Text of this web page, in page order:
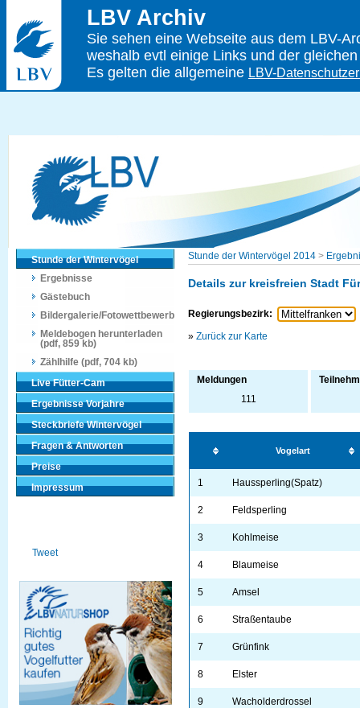
LBV Archiv
Sie sehen eine Webseite aus dem LBV-
weshalb evtl einige Links und der
Es gelten die allgemeine LBV-
Stunde der Wintervögel
Ergebnisse
Gästebuch
Bildergalerie/Fotowettbewerb
Meldebogen herunterladen
(pdf, 859 kb)
Zählhilfe (pdf, 704 kb)
Live Fütter-Cam
Ergebnisse Vorjahre
Steckbriefe Wintervögel
Fragen & Antworten
Preise
Impressum
Tweet
Stunde der Wintervögel 2014 >
Details zur kreisfreien Stadt
Regierungsbezirk:
» Zurück zur Karte
Meldungen
111
Vogelart
1 Haussperling(Spatz)
2 Feldsperling
3 Kohlmeise
4 Blaumeise
5 Amsel
6 Straßentaube
7 Grünfink
8 Elster
9 Wacholderdrossel